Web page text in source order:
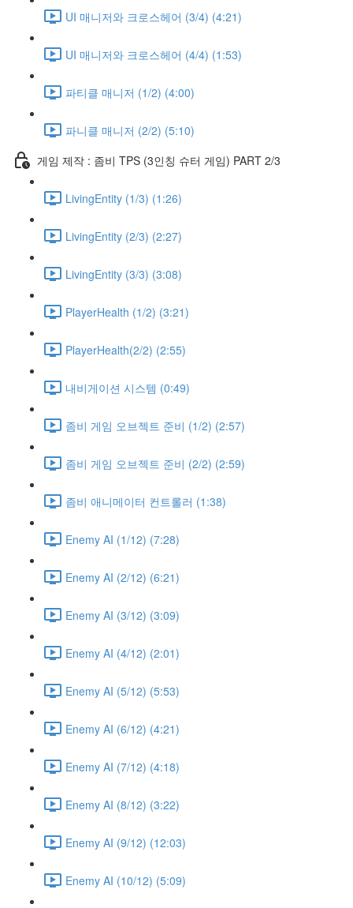
UI 매니저와 크로스헤어 (3/4) (4:21)
UI 매니저와 크로스헤어 (4/4) (1:53)
파티클 매니저 (1/2) (4:00)
파니클 매니저 (2/2) (5:10)
게임 제작 : 좀비 TPS (3인칭 슈터 게임) PART 2/3
LivingEntity (1/3) (1:26)
LivingEntity (2/3) (2:27)
LivingEntity (3/3) (3:08)
PlayerHealth (1/2) (3:21)
PlayerHealth(2/2) (2:55)
내비게이션 시스템 (0:49)
좀비 게임 오브젝트 준비 (1/2) (2:57)
좀비 게임 오브젝트 준비 (2/2) (2:59)
좀비 애니메이터 컨트롤러 (1:38)
Enemy AI (1/12) (7:28)
Enemy AI (2/12) (6:21)
Enemy AI (3/12) (3:09)
Enemy AI (4/12) (2:01)
Enemy AI (5/12) (5:53)
Enemy AI (6/12) (4:21)
Enemy AI (7/12) (4:18)
Enemy AI (8/12) (3:22)
Enemy AI (9/12) (12:03)
Enemy AI (10/12) (5:09)